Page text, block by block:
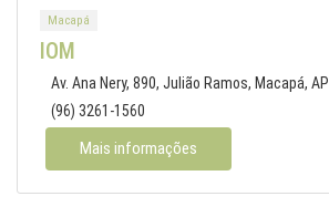
Macapá
IOM
Av. Ana Nery, 890, Julião Ramos, Macapá, AP
(96) 3261-1560
Mais informações